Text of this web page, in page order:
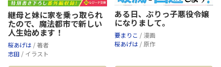
継母と妹に家を乗っ取られ
たので、魔法都市で新しい
人生始めます！
桜あげは / 著者
志田 / イラスト
ある日、ぶりっ子悪役令嬢
になりまして。
要まりこ / 漫画
桜あげは / 原作